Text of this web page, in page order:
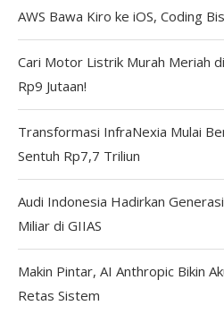
AWS Bawa Kiro ke iOS, Coding
Cari Motor Listrik Murah Meriah
Rp9 Jutaan!
Transformasi InfraNexia Mulai
Sentuh Rp7,7 Triliun
Audi Indonesia Hadirkan
Miliar di GIIAS
Makin Pintar, AI Anthropic Bikin
Retas Sistem